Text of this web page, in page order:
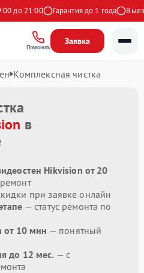
до 21:00 Гарантия до 1 года Выезд
Позвонить
Заявка
Комплексная чистка
в
Hikvision от 20
при заявке онлайн
— статус ремонта по
от 10 мин — понятный
до 12 мес. — с